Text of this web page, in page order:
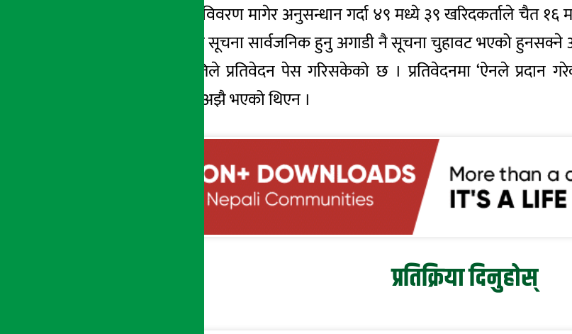
नेप्से युजर आइडी र विवरण मागेर अनुसन्धान गर्दा ४९ मध्ये ३९ खरिदकर्ताले चैत १६
समितिले जारी गरेको सूचना सार्वजनिक हुनु अगाडी नै सूचना चुहावट भएको
भदौ ४ मा उपसमितिले प्रतिवेदन पेस गरिसकेको छ । प्रतिवेदनमा ‘ऐनले प्रदान
भनिएकोमा सो काम अझै भएको थिएन ।
प्रतिक्रिया दिनुहोस्